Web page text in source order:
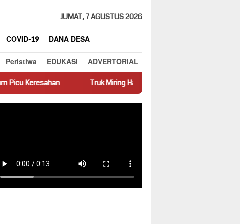
JUMAT, 7 AGUSTUS 2026
COVID-19
DANA DESA
Peristiwa EDUKASI ADVERTORIAL
Truk Miring Hambat Arus Lalu Lintas di Jalan Panti–Simpang